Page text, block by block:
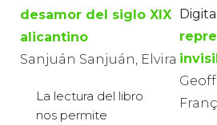
desamor del siglo XIX
alicantino
Sanjuán Sanjuán, Elvira
La lectura del libro
nos permite